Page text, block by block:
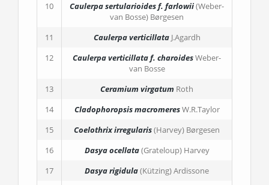
10
Caulerpa sertularioidesf. farlowii(Weber-
van Bosse) Børgesen
11
Caulerpa verticillata J.Agardh
12
Caulerpa verticillataf. charoidesWeber-
van Bosse
13
Ceramium virgatum Roth
14
Cladophoropsis macromeresW.R.Taylor
15
Coelothrix irregularis(Harvey) Børgesen
16
Dasya ocellata(Grateloup) Harvey
17
Dasya rigidula(Kützing) Ardissone